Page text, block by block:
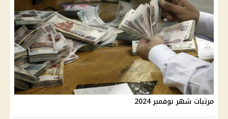
مرتبات شهر نوفمبر 2024